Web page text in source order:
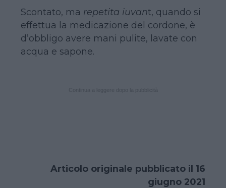
Scontato, ma repetita iuvant, quando si
effettua la medicazione del cordone, è
d’obbligo avere mani pulite, lavate con
acqua e sapone.
Articolo originale pubblicato il 16
giugno 2021